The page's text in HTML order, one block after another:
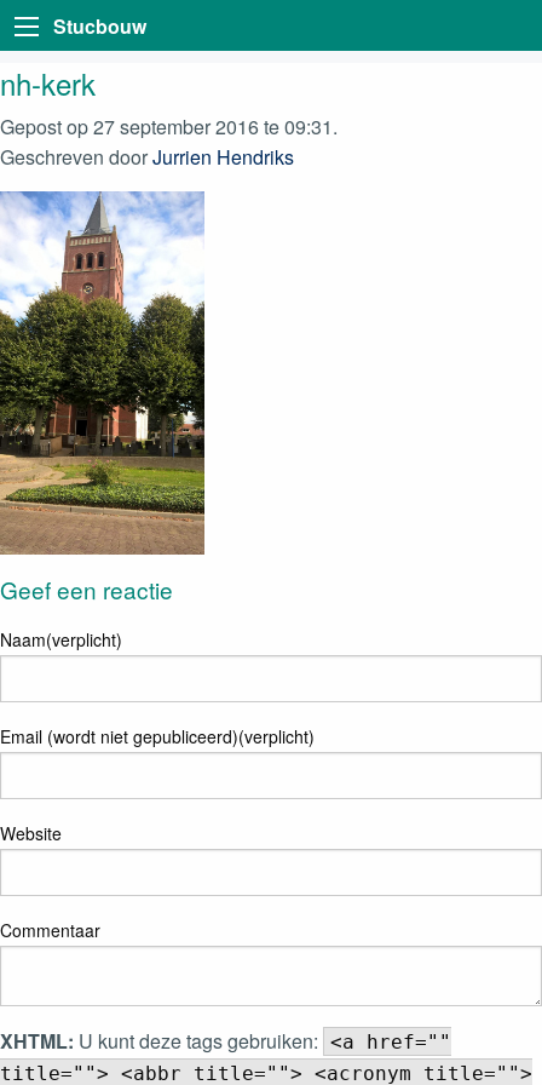
Stucbouw
nh-kerk
Gepost op 27 september 2016 te 09:31.
Geschreven doorJurrien Hendriks
Geef een reactie
Naam(verplicht)
Email (wordt niet gepubliceerd)(verplicht)
Website
Commentaar
XHTML: U kunt deze tags gebruiken: <a href=""
title=""> <abbr title=""> <acronym title="">